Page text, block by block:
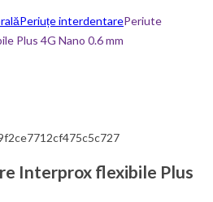
Periuțe interdentarePeriute
Plus 4G Nano 0.6 mm
Interprox flexibile Plus